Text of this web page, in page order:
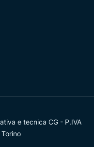
e tecnica CG - P.IVA